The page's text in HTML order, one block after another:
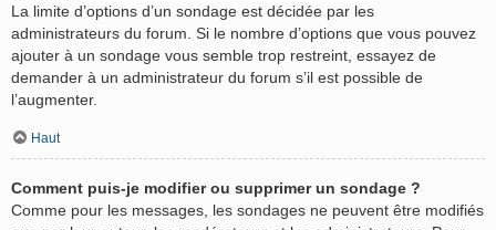
La limite d’options d’un sondage est décidée par les
administrateurs du forum. Si le nombre d’options que vous pouvez
ajouter à un sondage vous semble trop restreint, essayez de
demander à un administrateur du forum s’il est possible de
l’augmenter.
Haut
Comment puis-je modifier ou supprimer un sondage ?
Comme pour les messages, les sondages ne peuvent être modifiés